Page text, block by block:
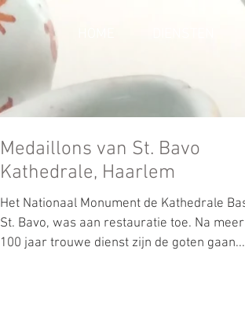
Medaillons van St. Bavo
Kathedrale, Haarlem
Het Nationaal Monument de Kathedrale
St. Bavo, was aan restauratie toe. Na
100 jaar trouwe dienst zijn de goten gaan...